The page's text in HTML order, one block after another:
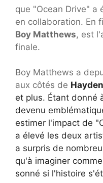
que "Ocean Drive" a
en collaboration. En
Boy Matthews, est
finale.
Boy Matthews a
aux côtés de Hayden
et plus. Étant donné
devenu
estimer l'impact de
a élevé les deux
a surpris de
qu'à imaginer
sonné si l'histoire